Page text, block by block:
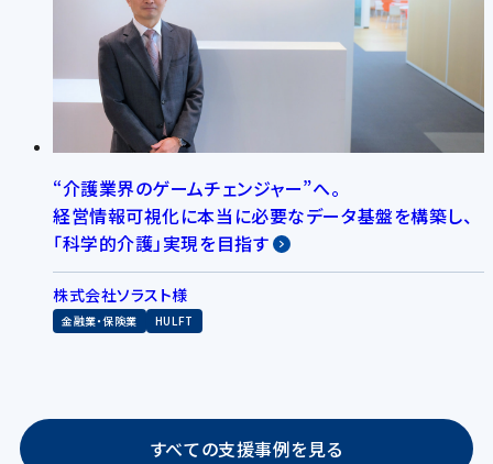
“介護業界のゲームチェンジャー”へ。
経営情報可視化に本当に必要なデータ基盤を構築し、
「科学的介護」実現を目指す
株式会社ソラスト様
金融業・保険業 HULFT
すべての支援事例を見る